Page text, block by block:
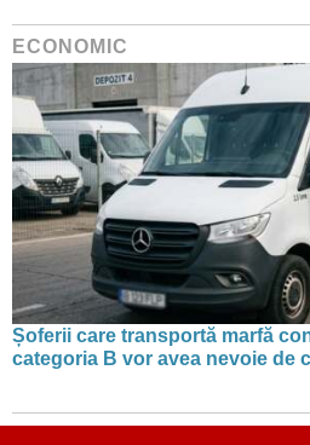
ECONOMIC
Șoferii care transportă marfă
categoria B vor avea nevoie de